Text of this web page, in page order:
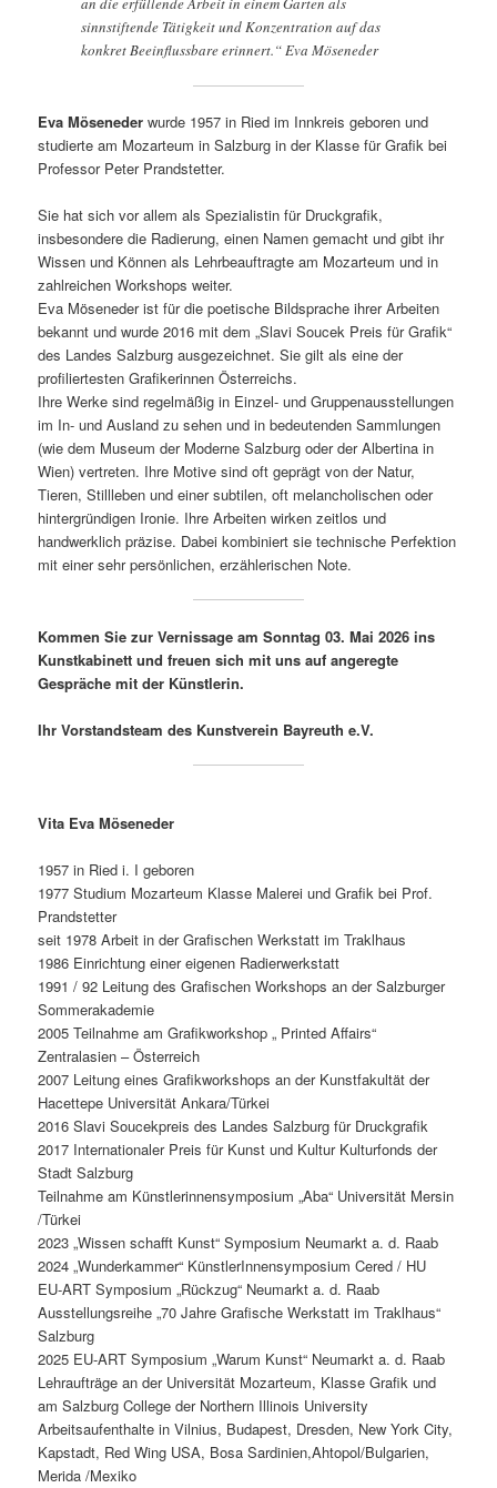
sinnstiftende Tätigkeit und Konzentration auf das
konkret Beeinflussbare erinnert.“ Eva Möseneder
Eva Möseneder wurde 1957 in Ried im Innkreis geboren und
studierte am Mozarteum in Salzburg in der Klasse für Grafik bei
Professor Peter Prandstetter.
Sie hat sich vor allem als Spezialistin für Druckgrafik,
insbesondere die Radierung, einen Namen gemacht und gibt ihr
Wissen und Können als Lehrbeauftragte am Mozarteum und in
zahlreichen Workshops weiter.
Eva Möseneder ist für die poetische Bildsprache ihrer Arbeiten
bekannt und wurde 2016 mit dem „Slavi Soucek Preis für Grafik“
des Landes Salzburg ausgezeichnet. Sie gilt als eine der
profiliertesten Grafikerinnen Österreichs.
Ihre Werke sind regelmäßig in Einzel- und Gruppenausstellungen
im In- und Ausland zu sehen und in bedeutenden Sammlungen
(wie dem Museum der Moderne Salzburg oder der Albertina in
Wien) vertreten. Ihre Motive sind oft geprägt von der Natur,
Tieren, Stillleben und einer subtilen, oft melancholischen oder
hintergründigen Ironie. Ihre Arbeiten wirken zeitlos und
handwerklich präzise. Dabei kombiniert sie technische Perfektion
mit einer sehr persönlichen, erzählerischen Note.
Kommen Sie zur Vernissage am Sonntag 03. Mai 2026 ins
Kunstkabinett und freuen sich mit uns auf angeregte
Gespräche mit der Künstlerin.
Ihr Vorstandsteam des Kunstverein Bayreuth e.V.
Vita Eva Möseneder
1957 in Ried i. I geboren
1977 Studium Mozarteum Klasse Malerei und Grafik bei Prof.
Prandstetter
seit 1978 Arbeit in der Grafischen Werkstatt im Traklhaus
1986 Einrichtung einer eigenen Radierwerkstatt
1991 / 92 Leitung des Grafischen Workshops an der Salzburger
Sommerakademie
2005 Teilnahme am Grafikworkshop „ Printed Affairs“
Zentralasien – Österreich
2007 Leitung eines Grafikworkshops an der Kunstfakultät der
Hacettepe Universität Ankara/Türkei
2016 Slavi Soucekpreis des Landes Salzburg für Druckgrafik
2017 Internationaler Preis für Kunst und Kultur Kulturfonds der
Stadt Salzburg
Teilnahme am Künstlerinnensymposium „Aba“ Universität Mersin
/Türkei
2023 „Wissen schafft Kunst“ Symposium Neumarkt a. d. Raab
2024 „Wunderkammer“ KünstlerInnensymposium Cered / HU
EU-ART Symposium „Rückzug“ Neumarkt a. d. Raab
Ausstellungsreihe „70 Jahre Grafische Werkstatt im Traklhaus“
Salzburg
2025 EU-ART Symposium „Warum Kunst“ Neumarkt a. d. Raab
Lehraufträge an der Universität Mozarteum, Klasse Grafik und
am Salzburg College der Northern Illinois University
Arbeitsaufenthalte in Vilnius, Budapest, Dresden, New York City,
Kapstadt, Red Wing USA, Bosa Sardinien,Ahtopol/Bulgarien,
Merida /Mexiko